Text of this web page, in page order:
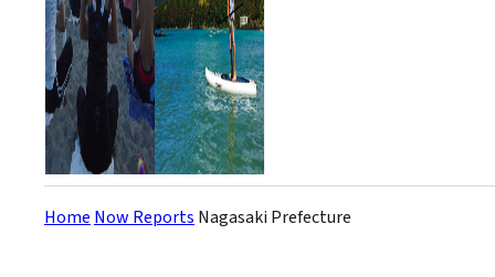
Home Now Reports Nagasaki Prefecture